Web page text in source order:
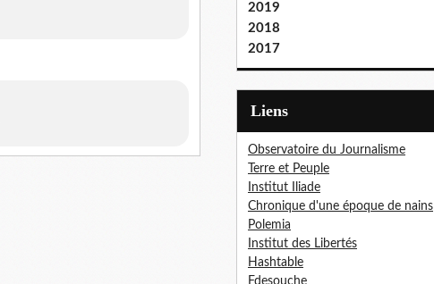
2019
2018
2017
Liens
Observatoire du Journalisme
Terre et Peuple
Institut Iliade
Chronique d'une époque de nains
Polemia
Institut des Libertés
Hashtable
Fdesouche